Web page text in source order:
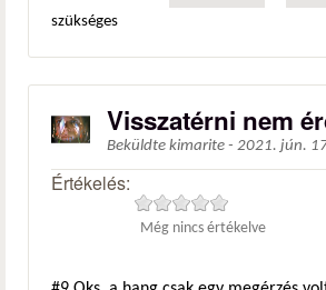
szükséges
Visszatérni nem
Beküldte kimarite - 2021. jún.
Értékelés:
Még nincs értékelve